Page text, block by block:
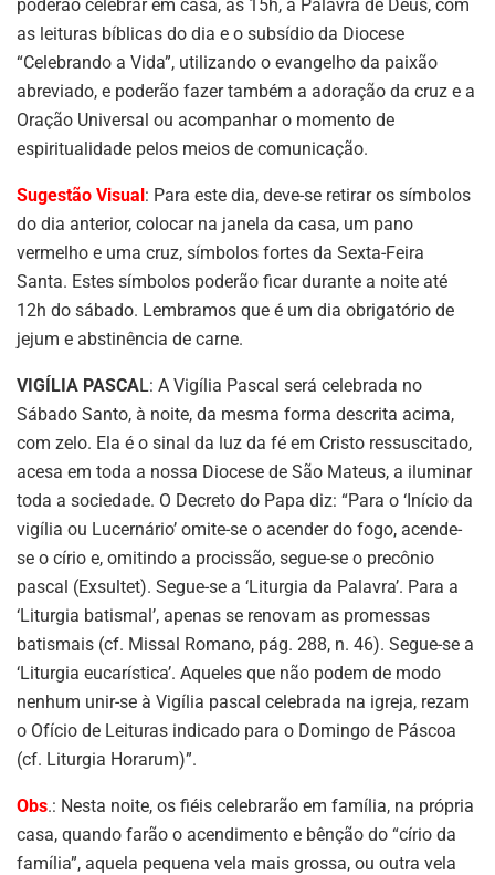
poderão celebrar em casa, às 15h, a Palavra de Deus, com
as leituras bíblicas do dia e o subsídio da Diocese
“Celebrando a Vida”, utilizando o evangelho da paixão
abreviado, e poderão fazer também a adoração da cruz e a
Oração Universal ou acompanhar o momento de
espiritualidade pelos meios de comunicação.
Sugestão Visual: Para este dia, deve-se retirar os símbolos
do dia anterior, colocar na janela da casa, um pano
vermelho e uma cruz, símbolos fortes da Sexta-Feira
Santa. Estes símbolos poderão ficar durante a noite até
12h do sábado. Lembramos que é um dia obrigatório de
jejum e abstinência de carne.
VIGÍLIA PASCAL: A Vigília Pascal será celebrada no
Sábado Santo, à noite, da mesma forma descrita acima,
com zelo. Ela é o sinal da luz da fé em Cristo ressuscitado,
acesa em toda a nossa Diocese de São Mateus, a iluminar
toda a sociedade. O Decreto do Papa diz: “Para o ‘Início da
vigília ou Lucernário’ omite-se o acender do fogo, acende-
se o círio e, omitindo a procissão, segue-se o precônio
pascal (Exsultet). Segue-se a ‘Liturgia da Palavra’. Para a
‘Liturgia batismal’, apenas se renovam as promessas
batismais (cf. Missal Romano, pág. 288, n. 46). Segue-se a
‘Liturgia eucarística’. Aqueles que não podem de modo
nenhum unir-se à Vigília pascal celebrada na igreja, rezam
o Ofício de Leituras indicado para o Domingo de Páscoa
(cf. Liturgia Horarum)”.
Obs.: Nesta noite, os fiéis celebrarão em família, na própria
casa, quando farão o acendimento e bênção do “círio da
família”, aquela pequena vela mais grossa, ou outra vela